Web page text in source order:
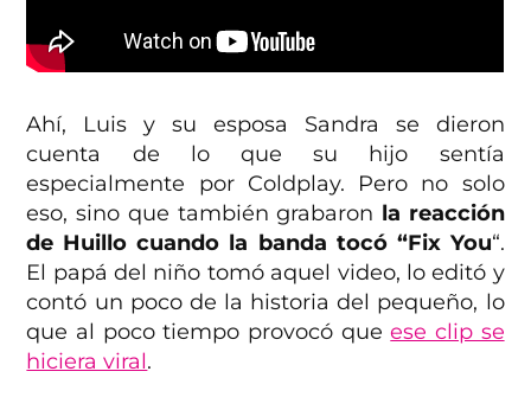
Ahí, Luis y su esposa Sandra se dieron
cuenta de lo que su hijo sentía
especialmente por Coldplay. Pero no solo
eso, sino que también grabaron la reacción
de Huillo cuando la banda tocó “Fix You“.
El papá del niño tomó aquel video, lo editó y
contó un poco de la historia del pequeño, lo
que al poco tiempo provocó queese clip se
hiciera viral.